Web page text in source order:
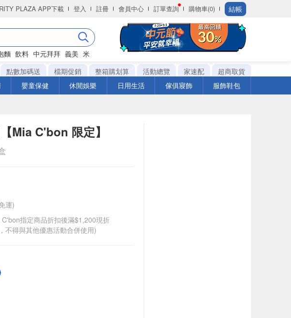
PLAZA APP下載 登入 註冊 會員中心 訂單查詢 購物車(0) 結帳
麵 飲料 中元拜拜 義美 米
點數加碼送 檔期促銷 整箱購划算 活動總覽 家速配
超商取貨
嬰童保健 休閒娛樂 日用生活 傢俱寢飾 服飾鞋包
Mia C'bon 限定】
運)
指定商品折扣後滿$1,200現折
不得與其他優惠活動合併使用)